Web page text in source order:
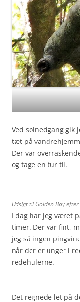
Ved solnedgang gik
tæt på
Der var
og tage en tur til.
Udsigt til Golden Bay
I dag har jeg været
timer. Der var fint,
jeg så ingen
når der er unger i
redehulerne.
Det regnede let på